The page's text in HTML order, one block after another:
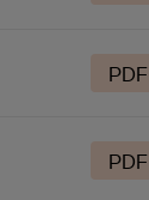
PDF
PDF